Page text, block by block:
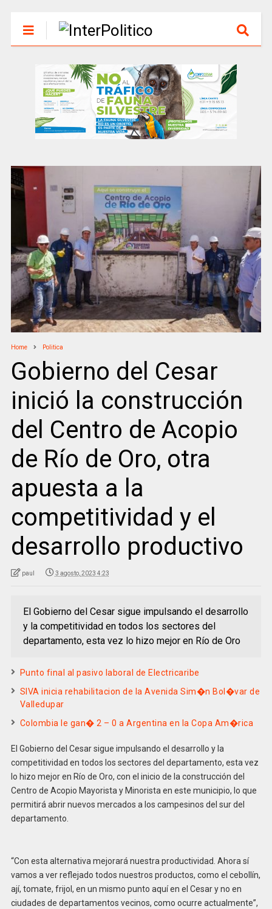
Home Politica
Gobierno del Cesar
inició la construcción
del Centro de Acopio
de Río de Oro, otra
apuesta a la
competitividad y el
desarrollo productivo
paul 3 agosto, 2023 4:23
El Gobierno del Cesar sigue impulsando el desarrollo
y la competitividad en todos los sectores del
departamento, esta vez lo hizo mejor en Río de Oro
Punto final al pasivo laboral de Electricaribe
SIVA inicia rehabilitacion de la Avenida Sim�n Bol�var de
Valledupar
Colombia le gan� 2 – 0 a Argentina en la Copa Am�rica
El Gobierno del Cesar sigue impulsando el desarrollo y la
competitividad en todos los sectores del departamento, esta vez
lo hizo mejor en Río de Oro, con el inicio de la construcción del
Centro de Acopio Mayorista y Minorista en este municipio, lo que
permitirá abrir nuevos mercados a los campesinos del sur del
departamento.
“Con esta alternativa mejorará nuestra productividad. Ahora sí
vamos a ver reflejado todos nuestros productos, como el cebollín,
ají, tomate, frijol, en un mismo punto aquí en el Cesar y no en
ciudades de departamentos vecinos, como ocurre actualmente”,